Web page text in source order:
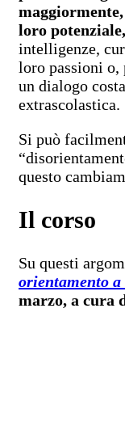
loro
intelligenze,
loro passioni
un dialogo
extrascolastica.
Si può
questo
Il corso
Su questi
orientamento a
marzo, a cura